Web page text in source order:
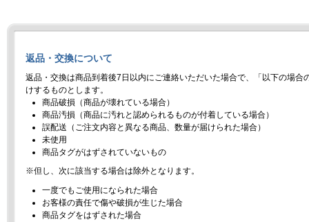
返品・交換について
返品・交換は商品到着後7日以内にご連絡いただいた場合で、「以下の場合
けするものとします。
商品破損（商品が壊れている場合）
商品汚損（商品に汚れと認められるものが付着している場合）
誤配送（ご注文内容と異なる商品、数量が届けられた場合）
未使用
商品タグがはずされていないもの
※但し、次に該当する場合は除外となります。
一度でもご使用になられた場合
お客様の責任で傷や破損が生じた場合
商品タグをはずされた場合